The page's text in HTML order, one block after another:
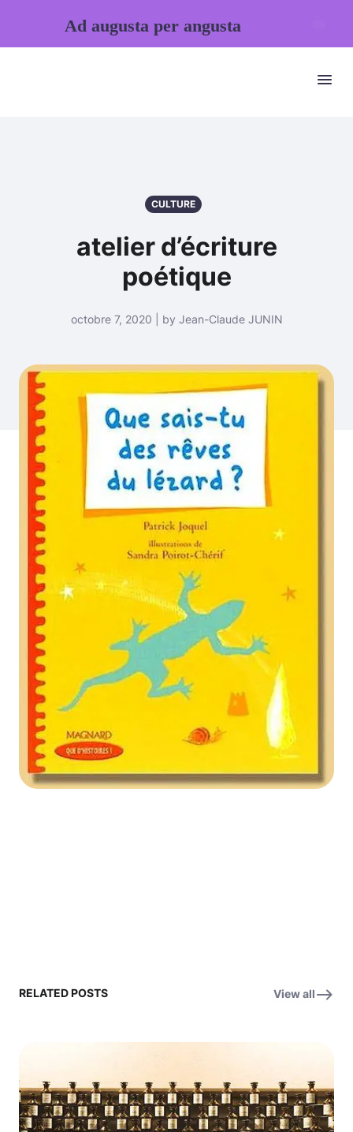
CULTURE
atelier d’écriture
poétique
octobre 7, 2020 | by Jean-Claude JUNIN
RELATED POSTS View all
Ad augusta per angusta